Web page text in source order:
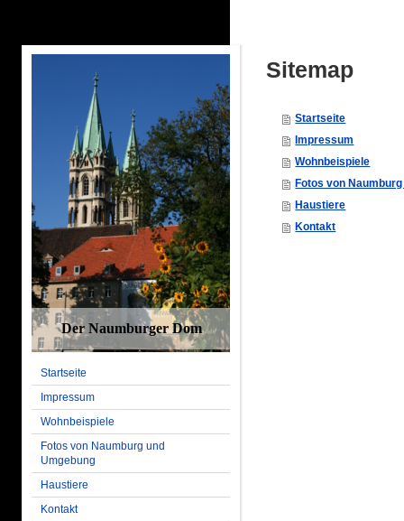
Der Naumburger Dom
Startseite
Impressum
Wohnbeispiele
Fotos von Naumburg und
Umgebung
Haustiere
Kontakt
Sitemap
Startseite
Impressum
Wohnbeispiele
Fotos von
Haustiere
Kontakt